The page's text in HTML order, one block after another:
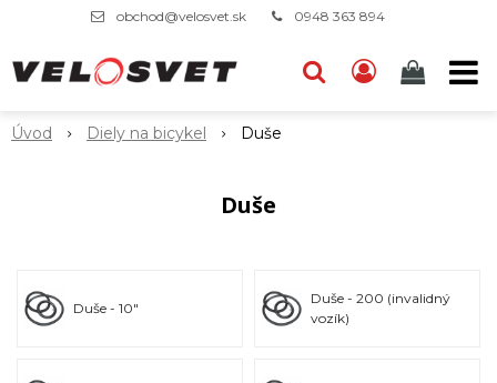
obchod@velosvet.sk 0948 363 894
Úvod Diely na bicykel Duše
Duše
Duše - 10"
Duše - 200 (invalidný
vozík)